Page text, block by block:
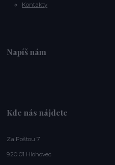
Kontakty
Napíš nám
Kde nás nájdete
Za Poštou 7
920 01 Hlohovec